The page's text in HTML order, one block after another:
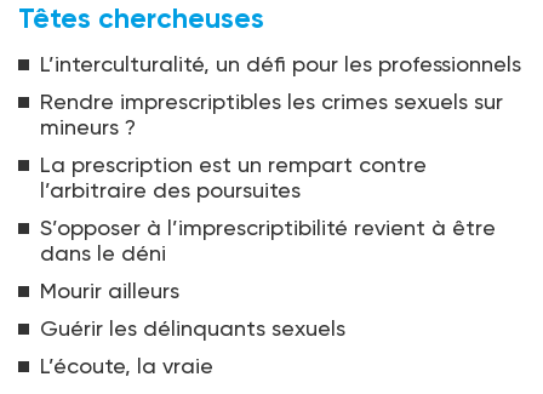
Têtes chercheuses
L’interculturalité, un défi pour les professionnels
Rendre imprescriptibles les crimes sexuels sur
mineurs ?
La prescription est un rempart contre
l’arbitraire des poursuites
S’opposer à l’imprescriptibilité revient à être
dans le déni
Mourir ailleurs
Guérir les délinquants sexuels
L’écoute, la vraie